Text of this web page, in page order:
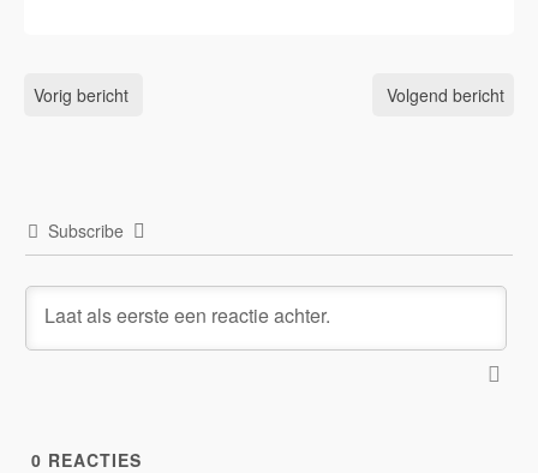
Vorig bericht Volgend bericht
Subscribe
0 REACTIES